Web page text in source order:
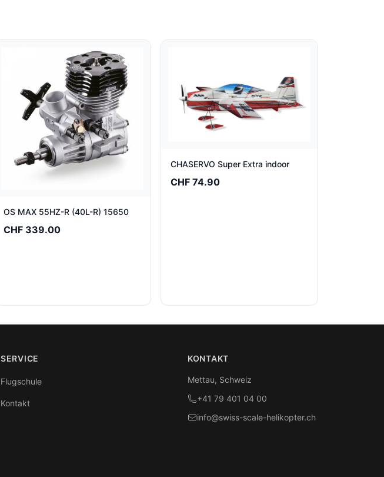
OS MAX 55HZ-R (40L-R) 15650
CHF 339.00
CHASERVO Super Extra indoor
CHF 74.90
SERVICE
Flugschule
Kontakt
KONTAKT
Mettau, Schweiz
+41 79 401 04 00
info@swiss-scale-helikopter.ch